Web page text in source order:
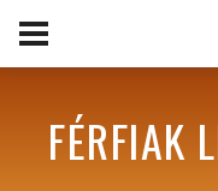
FÉRFIAK